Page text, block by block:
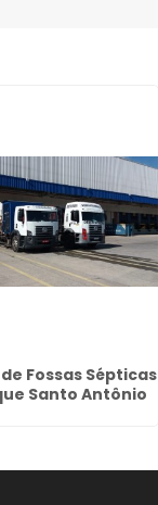
Fossas Sépticas
Santo Antônio